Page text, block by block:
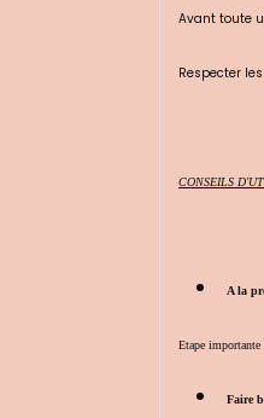
Avant toute
Respecter
CONSEILS
A la
Etape
Faire